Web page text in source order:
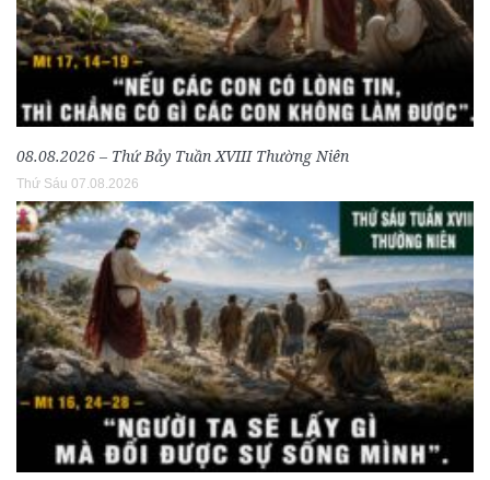
08.08.2026 – Thứ Bảy Tuần XVIII Thường Niên
Thứ Sáu 07.08.2026